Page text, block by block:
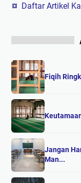
Daftar Artikel
Fiqih
Jangan
Man...